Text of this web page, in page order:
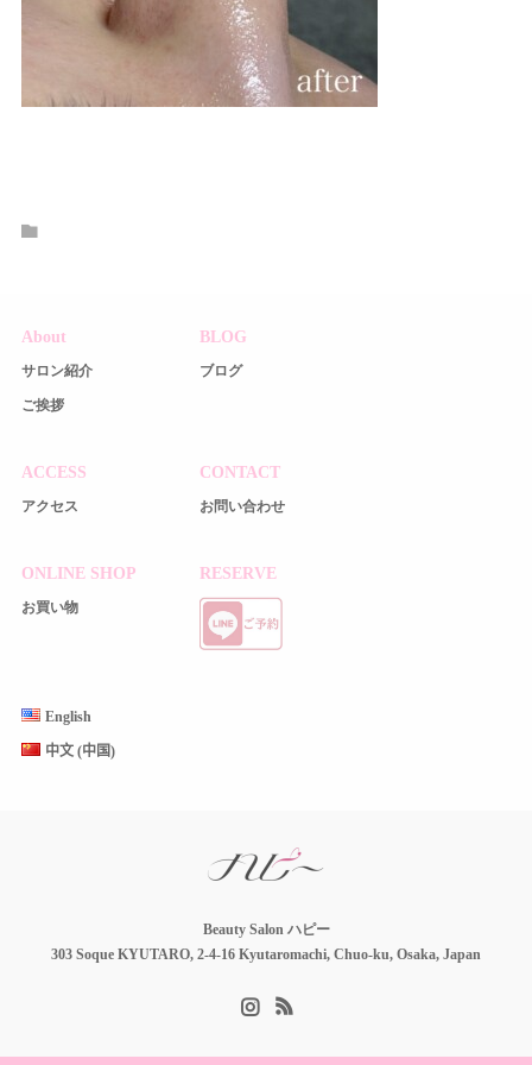
About
サロン紹介
ご挨拶
BLOG
ブログ
ACCESS
アクセス
CONTACT
お問い合わせ
ONLINE SHOP
お買い物
RESERVE
English
中文 (中国)
Beauty Salon ハピー
303 Soque KYUTARO, 2-4-16 Kyutaromachi, Chuo-ku, Osaka, Japan